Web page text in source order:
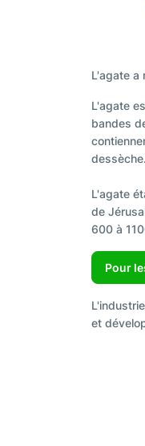
L'agate a
L'agate
bandes
L'agate
de
600 à
Pour
et